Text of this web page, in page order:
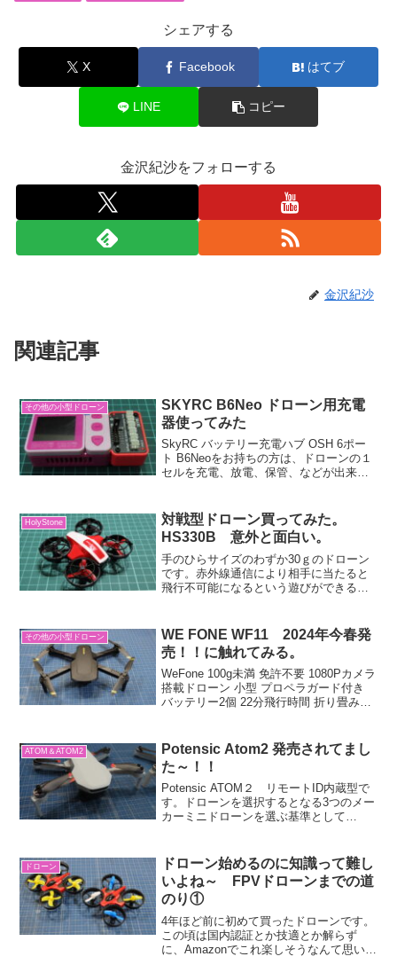
シェアする
X Facebook はてブ
LINE コピー
金沢紀沙をフォローする
金沢紀沙
関連記事
その他の小型ドローン
SKYRC B6Neo ドローン用充電
器使ってみた
SkyRC バッテリー充電ハブ OSH 6ポー
ト B6Neoをお持ちの方は、ドローンの１
セルを充電、放電、保管、などが出来る
す。Hitecの充電器系NanoやSkyRC...
HolyStone
対戦型ドローン買ってみた。
HS330B 意外と面白い。
手のひらサイズのわずか30ｇのドローン
です。赤外線通信により相手に当たると
飛行不可能になるという遊びができるド
んかＤＪＩからロボティックスだったか
な？対戦のロボット出て...
その他の小型ドローン
WE FONE WF11 2024年今春発
売！！に触れてみる。
WeFone 100g未満 免許不要 1080Pカメラ
搭載ドローン 小型 プロペラガード付き
バッテリー2個 22分飛行時間 折り畳み式
国内認証済...
ATOM＆ATOM2
Potensic Atom2 発売されてまし
た～！！
Potensic ATOM２ リモートID内蔵型で
す。ドローンを選択するとなる3つのメー
カーミニドローンを選ぶ基準として
す。DJIマビックミニ４ タイムセー...
ドローン
ドローン始めるのに知識って難し
いよね～ FPVドローンまでの道
のり①
4年ほど前に初めて買ったドローンです。
この頃は国内認証とか技適とか解らず
に、Amazonでこれ楽しそうなんて思いつ